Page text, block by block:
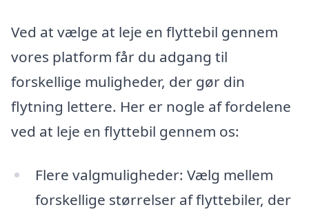
Ved at vælge at leje en flyttebil gennem
vores platform får du adgang til
forskellige muligheder, der gør din
flytning lettere. Her er nogle af fordelene
ved at leje en flyttebil gennem os:
Flere valgmuligheder: Vælg mellem
forskellige størrelser af flyttebiler, der